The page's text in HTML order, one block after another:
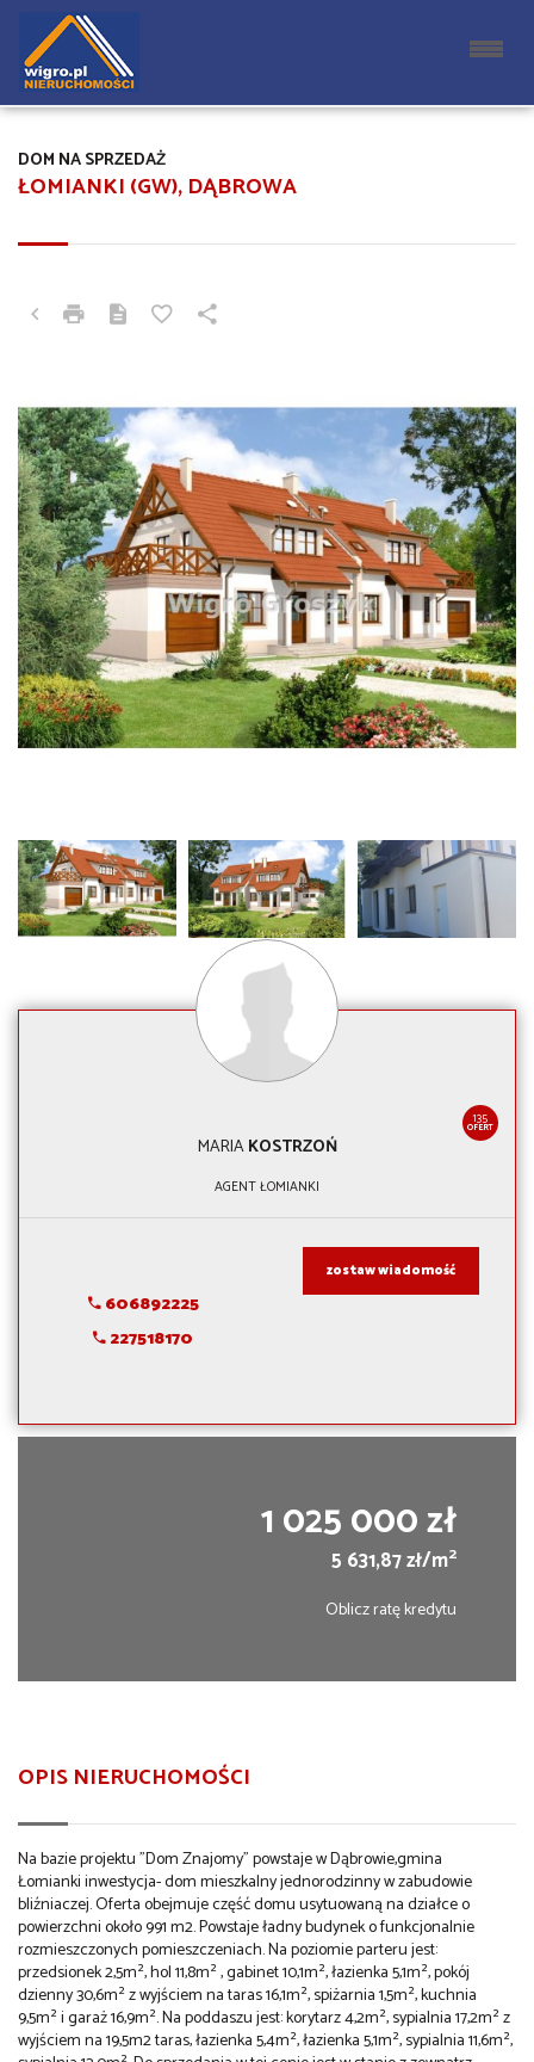
ŁOMIANKI (GW), DĄBROWA
DOM NA SPRZEDAŻ
135
OFERT
MARIAKOSTRZOŃ
AGENT ŁOMIANKI
606892225
227518170
zostaw wiadomość
1 025 000 zł
5 631,87 zł/m2
Oblicz ratę kredytu
OPIS NIERUCHOMOŚCI
Na bazie projektu "Dom Znajomy" powstaje w Dąbrowie,gmina
Łomianki inwestycja- dom mieszkalny jednorodzinny w zabudowie
bliźniaczej. Oferta obejmuje część domu usytuowaną na działce o
powierzchni około 991 m2. Powstaje ładny budynek o funkcjonalnie
rozmieszczonych pomieszczeniach. Na poziomie parteru jest:
przedsionek 2,5m², hol 11,8m² , gabinet 10,1m², łazienka 5,1m², pokój
dzienny 30,6m² z wyjściem na taras 16,1m², spiżarnia 1,5m², kuchnia
9,5m² i garaż 16,9m². Na poddaszu jest: korytarz 4,2m², sypialnia 17,2m² z
wyjściem na 19,5m2 taras, łazienka 5,4m², łazienka 5,1m², sypialnia 11,6m²,